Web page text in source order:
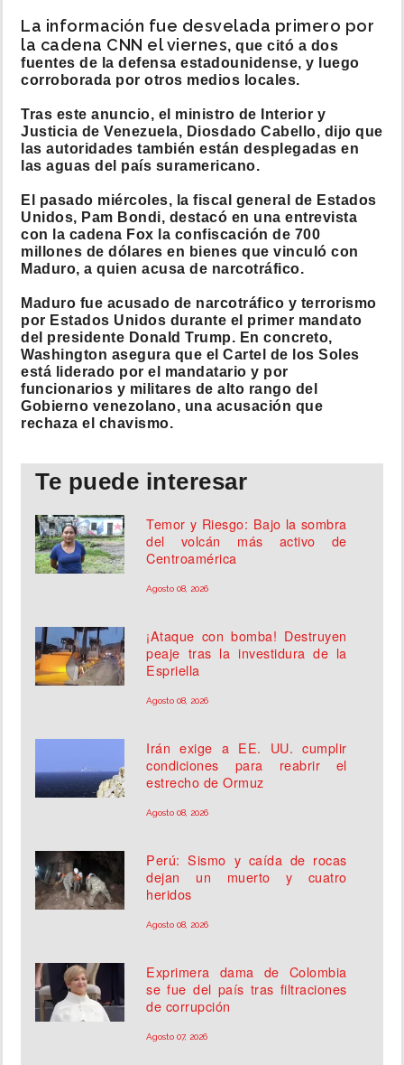
La información fue desvelada primero por
la cadena CNN el viernes, que citó a dos
fuentes de la defensa estadounidense, y luego
corroborada por otros medios locales.
Tras este anuncio, el ministro de Interior y
Justicia de Venezuela, Diosdado Cabello, dijo que
las autoridades también están desplegadas en
las aguas del país suramericano.
El pasado miércoles, la fiscal general de Estados
Unidos, Pam Bondi, destacó en una entrevista
con la cadena Fox la confiscación de 700
millones de dólares en bienes que vinculó con
Maduro, a quien acusa de narcotráfico.
Maduro fue acusado de narcotráfico y terrorismo
por Estados Unidos durante el primer mandato
del presidente Donald Trump. En concreto,
Washington asegura que el Cartel de los Soles
está liderado por el mandatario y por
funcionarios y militares de alto rango del
Gobierno venezolano, una acusación que
rechaza el chavismo.
Te puede interesar
Temor y Riesgo: Bajo la sombra
del volcán más activo de
Centroamérica
Agosto 08, 2026
¡Ataque con bomba! Destruyen
peaje tras la investidura de la
Espriella
Agosto 08, 2026
Irán exige a EE. UU. cumplir
condiciones para reabrir el
estrecho de Ormuz
Agosto 08, 2026
Perú: Sismo y caída de rocas
dejan un muerto y cuatro
heridos
Agosto 08, 2026
Exprimera dama de Colombia
se fue del país tras filtraciones
de corrupción
Agosto 07, 2026